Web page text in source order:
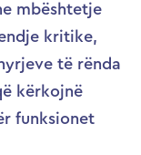
mbështetje
kritike,
të rënda
kërkojnë
funksionet